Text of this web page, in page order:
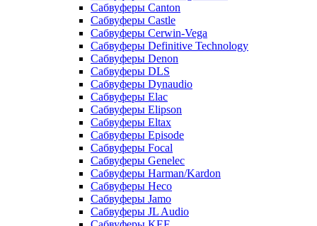
Сабвуферы Canton
Сабвуферы Castle
Сабвуферы Cerwin-Vega
Сабвуферы Definitive Technology
Сабвуферы Denon
Сабвуферы DLS
Сабвуферы Dynaudio
Сабвуферы Elac
Сабвуферы Elipson
Сабвуферы Eltax
Сабвуферы Episode
Сабвуферы Focal
Сабвуферы Genelec
Сабвуферы Harman/Kardon
Сабвуферы Heco
Сабвуферы Jamo
Сабвуферы JL Audio